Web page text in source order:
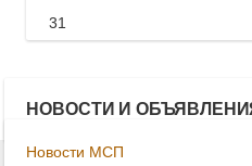
31
НОВОСТИ И
Новости МСП